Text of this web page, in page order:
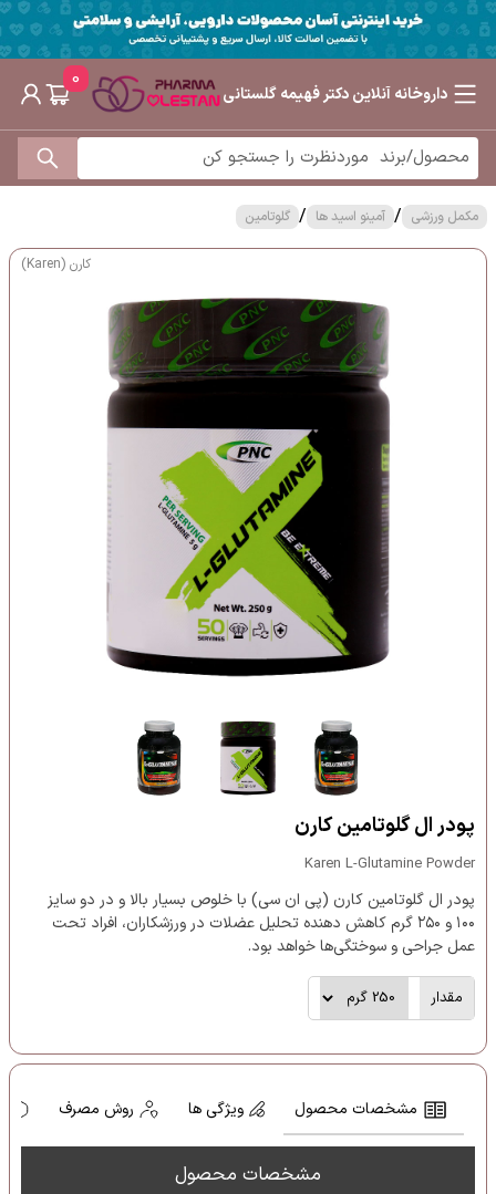
داروخانه آنلاین دکتر فهیمه گلستانی
0
مکمل ورزشی / آمینو اسید ها / گلوتامین
کارن (Karen)
پودر ال گلوتامین کارن
Karen L-Glutamine Powder
پودر ال گلوتامین کارن (پی ان سی) با خلوص بسیار بالا و در دو سایز
۱۰۰ و ۲۵۰ گرم کاهش دهنده تحلیل عضلات در ورزشکاران، افراد تحت
عمل جراحی و سوختگی‌ها خواهد بود.
مقدار
مشخصات محصول ویژگی ها روش مصرف
مشخصات محصول